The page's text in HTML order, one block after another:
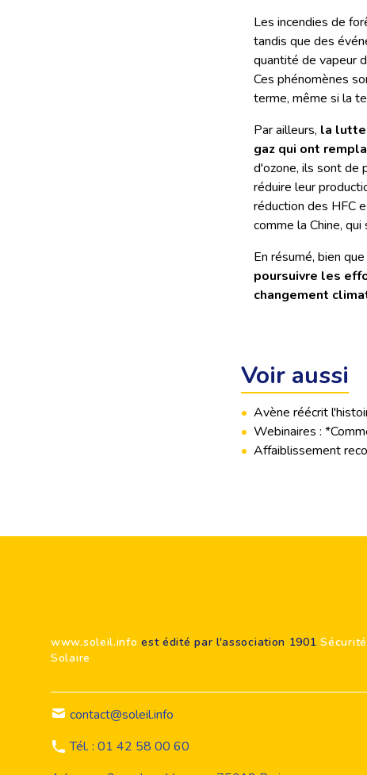
Les incendies de
tandis que des
quantité de vapeur
Ces phénomènes
terme, même si la
Par ailleurs, la lutte
gaz qui ont
d'ozone, ils sont de
réduire leur
réduction des HFC
comme la Chine,
En résumé, bien
poursuivre les
changement
Voir aussi
• Avène réécrit
• Webinaires :
• Affaiblissement
www.soleil.info est édité par l'association 1901Sécurité
Solaire
contact@soleil.info
Tél. : 01 42 58 00 60